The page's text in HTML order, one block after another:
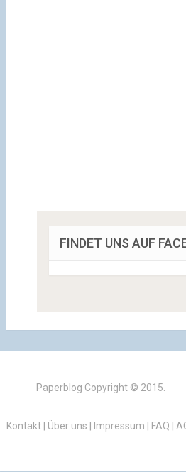
FINDET UNS AUF
Paperblog Copyright © 2015.
Kontakt| Über uns | Impressum | FAQ |